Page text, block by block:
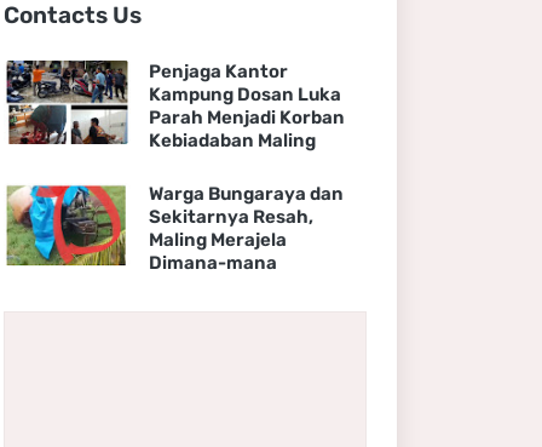
Contacts Us
Penjaga Kantor
Kampung Dosan Luka
Parah Menjadi Korban
Kebiadaban Maling
Warga Bungaraya dan
Sekitarnya Resah,
Maling Merajela
Dimana-mana